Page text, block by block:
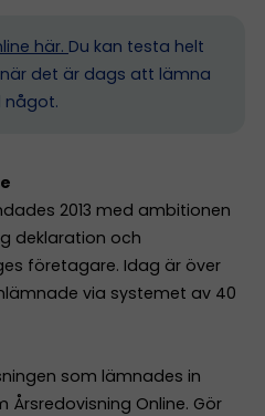
här. Du kan testa helt
det är dags att lämna
något.
2013 med ambitionen
deklaration och
företagare. Idag är över
via systemet av 40
som lämnades in
Årsredovisning Online. Gör